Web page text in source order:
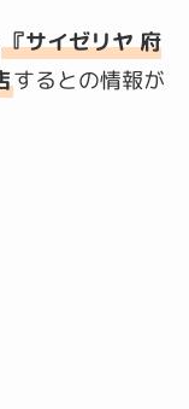
『サイゼリヤ 府
するとの情報が